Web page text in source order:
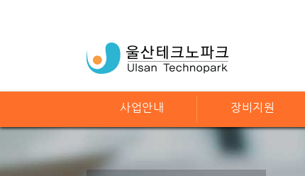
사업안내 장비지원